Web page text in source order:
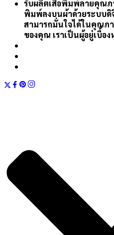
รับผลิตเสื้อพิมพ์ลายคุณภ
พิมพ์ลงบนผ้าด้วยระบบ
สามารถมั่นใจได้ในคุณภ
ของคุณ เราเป็นผู้อยู่เบื้อ